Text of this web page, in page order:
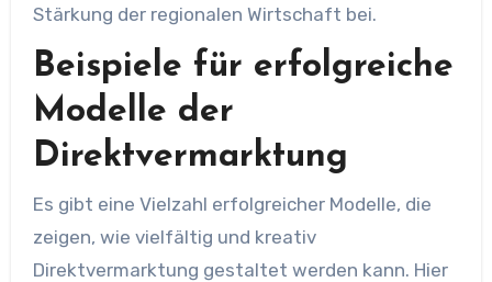
Stärkung der regionalen Wirtschaft bei.
Beispiele für erfolgreiche
Modelle der
Direktvermarktung
Es gibt eine Vielzahl erfolgreicher Modelle, die
zeigen, wie vielfältig und kreativ
Direktvermarktung gestaltet werden kann. Hier